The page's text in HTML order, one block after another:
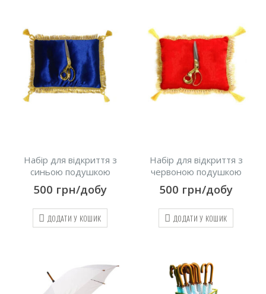
Набір для відкриття з
синьою подушкою
500 грн/добу
ДОДАТИ У КОШИК
Набір для відкриття з
червоною подушкою
500 грн/добу
ДОДАТИ У КОШИК